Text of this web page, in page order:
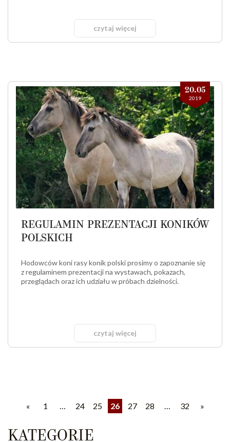
czytaj więcej
20.05
2019
REGULAMIN PREZENTACJI KONIKÓW
POLSKICH
Hodowców koni rasy konik polski prosimy o zapoznanie się
z regulaminem prezentacji na wystawach, pokazach,
przeglądach oraz ich udziału w próbach dzielności.
czytaj więcej
« 1 … 24 25 26 27 28 … 32 »
KATEGORIE